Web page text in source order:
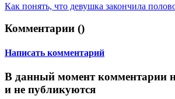
Как понять, что девушка закончила
Комментарии ()
Написать комментарий
В данный момент комментарии
и не публикуются